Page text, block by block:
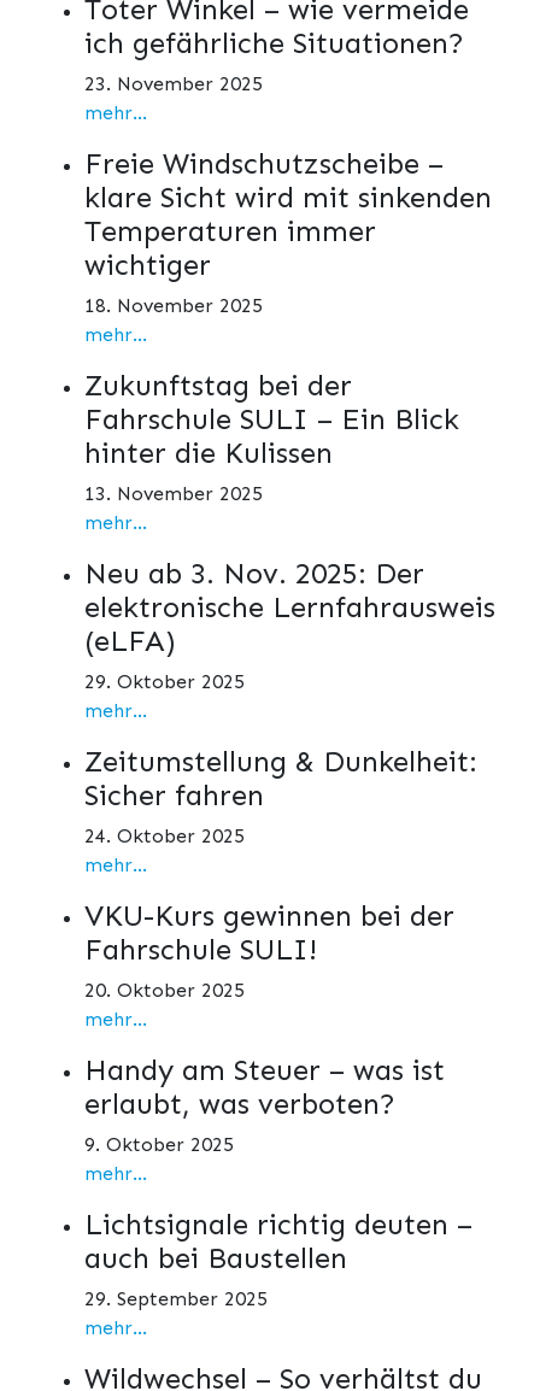
Toter Winkel – wie vermeide
ich gefährliche Situationen?
23. November 2025
mehr...
Freie Windschutzscheibe –
klare Sicht wird mit sinkenden
Temperaturen immer
wichtiger
18. November 2025
mehr...
Zukunftstag bei der
Fahrschule SULI – Ein Blick
hinter die Kulissen
13. November 2025
mehr...
Neu ab 3. Nov. 2025: Der
elektronische Lernfahrausweis
(eLFA)
29. Oktober 2025
mehr...
Zeitumstellung & Dunkelheit:
Sicher fahren
24. Oktober 2025
mehr...
VKU-Kurs gewinnen bei der
Fahrschule SULI!
20. Oktober 2025
mehr...
Handy am Steuer – was ist
erlaubt, was verboten?
9. Oktober 2025
mehr...
Lichtsignale richtig deuten –
auch bei Baustellen
29. September 2025
mehr...
Wildwechsel – So verhältst du